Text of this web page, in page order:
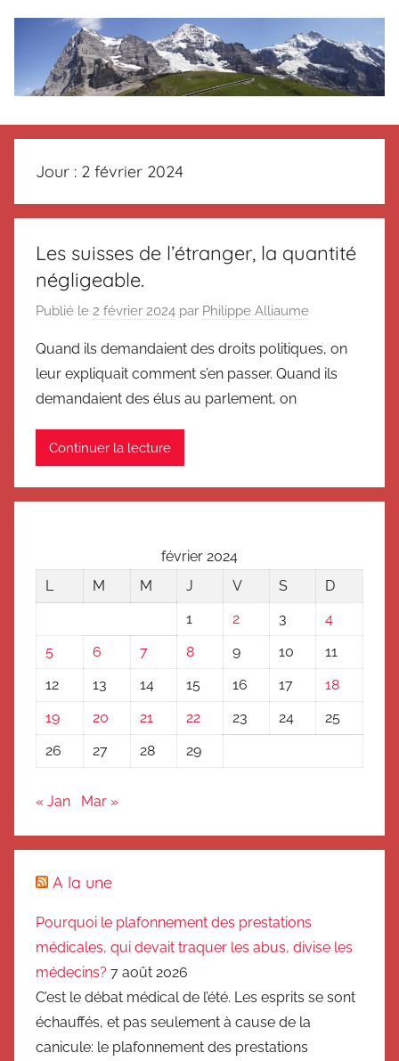
Le
blog
de
Suisse
Magazine
Suisse
souvenir
Suisse
Magazine
Messager
Suisse
Jour : 2 février 2024
Les suisses de l’étranger, la quantité
négligeable.
Publié le 2 février 2024 par Philippe Alliaume
Quand ils demandaient des droits politiques, on
leur expliquait comment s’en passer. Quand ils
demandaient des élus au parlement, on
Continuer la lecture
février 2024
L
M M J V S
D
1
2 3
4
5
6 7 8 9 10
11
12
13 14 15 16 17
18
19
20 21 22 23 24
25
26
27 28 29
« Jan Mar »
A la une
Pourquoi le plafonnement des prestations
médicales, qui devait traquer les abus, divise les
médecins? 7 août 2026
C’est le débat médical de l’été. Les esprits se sont
échauffés, et pas seulement à cause de la
canicule: le plafonnement des prestations